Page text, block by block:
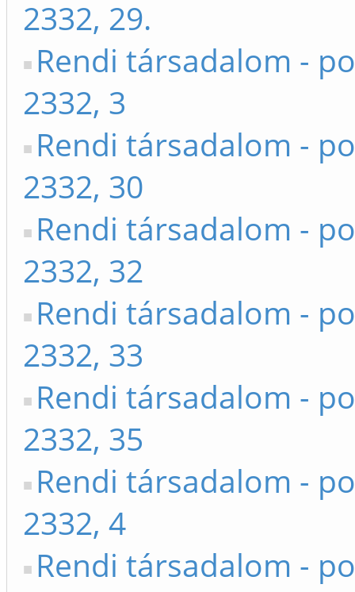
2332, 29.
Rendi társadalom -
2332, 3
Rendi társadalom -
2332, 30
Rendi társadalom -
2332, 32
Rendi társadalom -
2332, 33
Rendi társadalom -
2332, 35
Rendi társadalom -
2332, 4
Rendi társadalom -